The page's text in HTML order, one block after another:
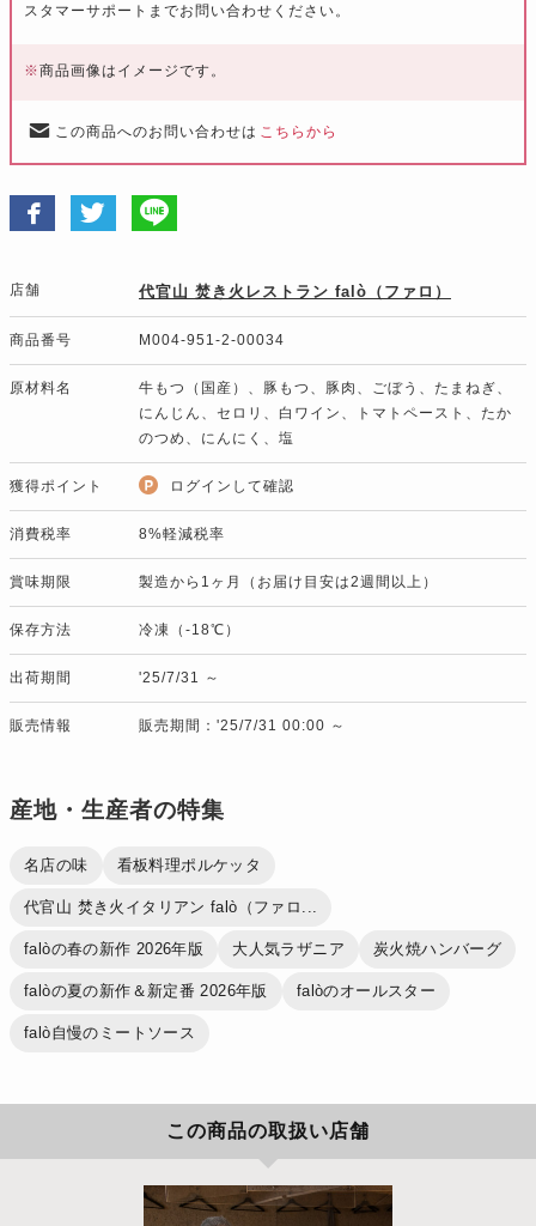
スタマーサポートまでお問い合わせください。
※商品画像はイメージです。
この商品へのお問い合わせは こちらから
店舗 代官山 焚き火レストラン falò（ファロ）
商品番号 M004-951-2-00034
原材料名
牛もつ（国産）、豚もつ、豚肉、ごぼう、たまねぎ、
にんじん、セロリ、白ワイン、トマトペースト、たか
のつめ、にんにく、塩
獲得ポイント ログインして確認
消費税率 8%軽減税率
賞味期限 製造から1ヶ月（お届け目安は2週間以上）
保存方法 冷凍（-18℃）
出荷期間 '25/7/31 ～
販売情報 販売期間：'25/7/31 00:00 ～
産地・生産者の特集
名店の味 看板料理ポルケッタ
代官山 焚き火イタリアン falò（ファロ...
falòの春の新作 2026年版 大人気ラザニア 炭火焼ハンバーグ
falòの夏の新作＆新定番 2026年版 falòのオールスター
falò自慢のミートソース
この商品の取扱い店舗